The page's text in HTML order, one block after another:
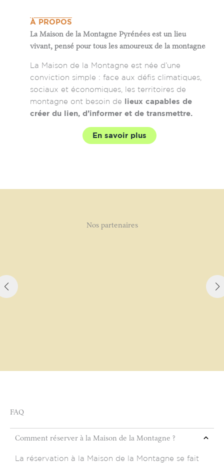
À PROPOS
La Maison de la Montagne Pyrénées est un lieu
vivant, pensé pour tous les amoureux de la montagne
La Maison de la Montagne est née d’une
conviction simple : face aux défis climatiques,
sociaux et économiques, les territoires de
montagne ont besoin de lieux capables de
créer du lien, d’informer et de transmettre.
En savoir plus
Nos partenaires
FAQ
Comment réserver à la Maison de la Montagne ?
La réservation à la Maison de la Montagne se fait